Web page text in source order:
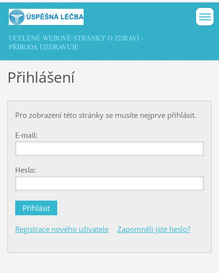
UCELENÉ WEBOVÉ STRÁNKY O ZDRAVÍ -
PŘÍRODA UZDRAVUJE
Přihlášení
Pro zobrazení této stránky se musíte nejprve přihlásit.
E-mail:
Heslo:
Registrace nového uživatele Zapomněli jste heslo?